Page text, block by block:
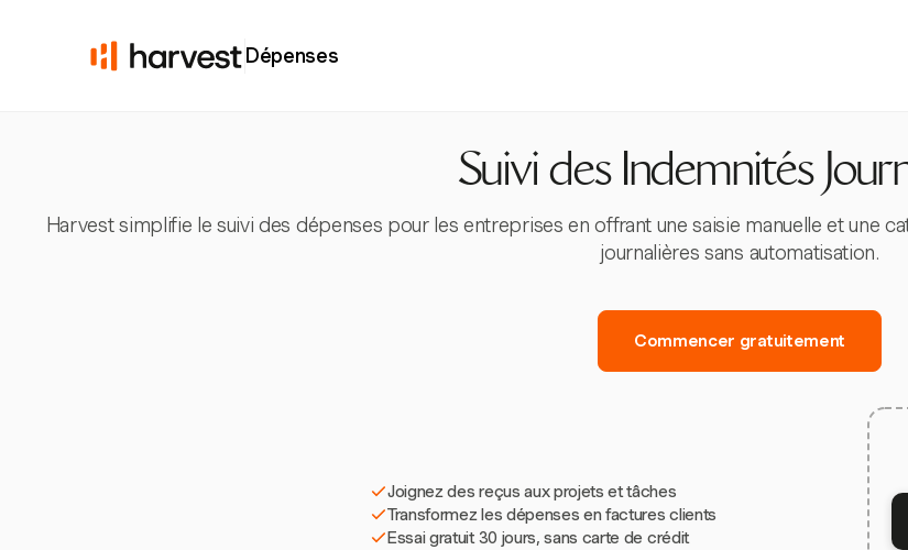
Dépenses
Suivi des Indemnités
Harvest simplifie le suivi des dépenses pour les entreprises en offrant une saisie manuelle et une
journalières sans automatisation.
Commencer gratuitement
Joignez des reçus aux projets et tâches
Transformez les dépenses en factures clients
Essai gratuit 30 jours, sans carte de crédit